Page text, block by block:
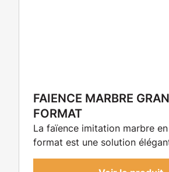
FAIENCE MARBRE
FORMAT
La faïence imitation marbre
format est une solution
moderne pour habiller les murs